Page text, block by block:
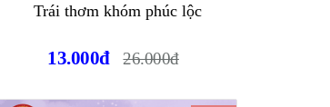
Trái thơm khóm phúc lộc
13.000đ 26.000đ